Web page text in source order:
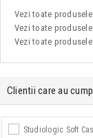
Vezi toate
Vezi toate
Vezi toate
Clientii care au